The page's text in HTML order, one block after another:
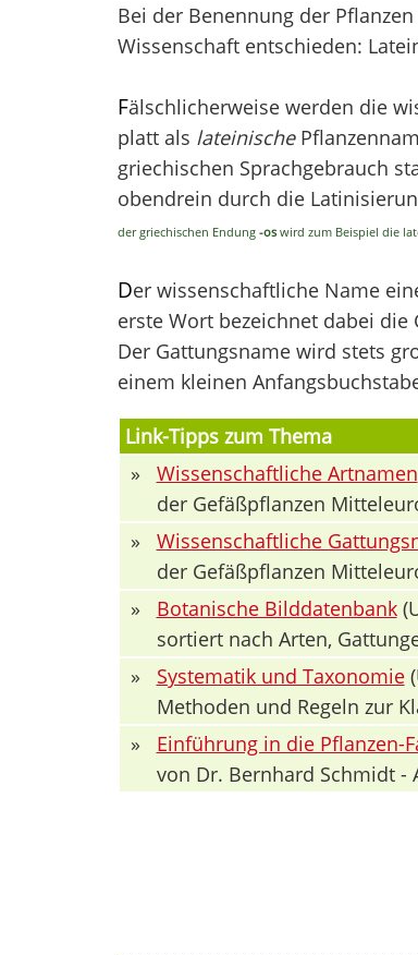
Bei der Benennung der
Wissenschaft entschieden:
Fälschlicherweise werden die
platt als lateinische
griechischen Sprachgebrauch
obendrein durch die
der griechischen Endung -oswird zum Beispiel die
Der wissenschaftliche Name
erste Wort bezeichnet dabei die
Der Gattungsname wird stets
einem kleinen
Link-Tipps zum Thema
»
Wissenschaftliche Artnamen
der Gefäßpflanzen
»
Wissenschaftliche
der Gefäßpflanzen
»
Botanische Bilddatenbank
sortiert nach Arten,
»
Systematik und Taxonomie
Methoden und Regeln zur
»
Einführung in die Pflanzen-
von Dr. Bernhard Schmidt -